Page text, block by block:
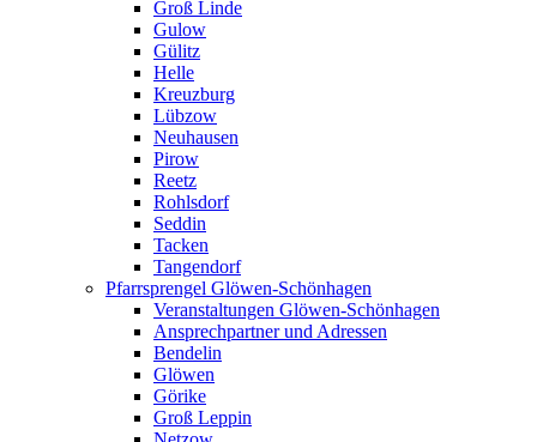
Groß Linde
Gulow
Gülitz
Helle
Kreuzburg
Lübzow
Neuhausen
Pirow
Reetz
Rohlsdorf
Seddin
Tacken
Tangendorf
Pfarrsprengel Glöwen-Schönhagen
Veranstaltungen Glöwen-Schönhagen
Ansprechpartner und Adressen
Bendelin
Glöwen
Görike
Groß Leppin